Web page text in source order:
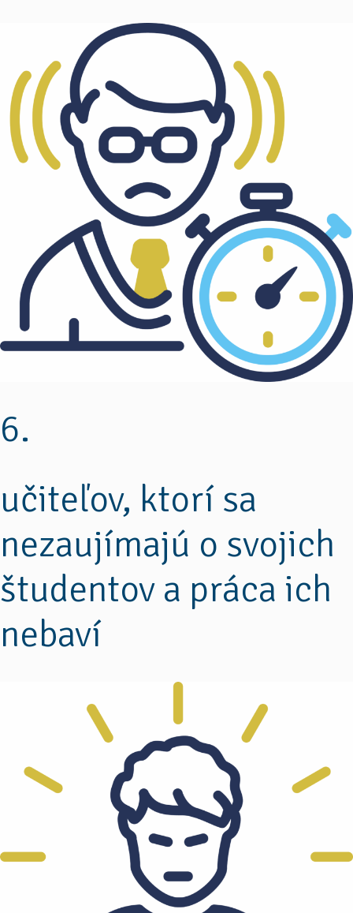
6.
učiteľov, ktorí sa
nezaujímajú o svojich
študentov a práca ich
nebaví